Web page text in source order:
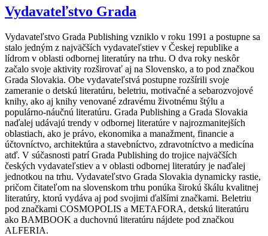
Vydavateľstvo Grada
Vydavateľstvo Grada Publishing vzniklo v roku 1991 a postupne sa
stalo jedným z najväčších vydavateľstiev v Českej republike a
lídrom v oblasti odbornej literatúry na trhu. O dva roky neskôr
začalo svoje aktivity rozširovať aj na Slovensko, a to pod značkou
Grada Slovakia. Obe vydavateľstvá postupne rozšírili svoje
zameranie o detskú literatúru, beletriu, motivačné a sebarozvojové
knihy, ako aj knihy venované zdravému životnému štýlu a
populárno-náučnú literatúru. Grada Publishing a Grada Slovakia
naďalej udávajú trendy v odbornej literatúre v najrozmanitejších
oblastiach, ako je právo, ekonomika a manažment, financie a
účtovníctvo, architektúra a stavebníctvo, zdravotníctvo a medicína
atď. V súčasnosti patrí Grada Publishing do trojice najväčších
českých vydavateľstiev a v oblasti odbornej literatúry je naďalej
jednotkou na trhu. Vydavateľstvo Grada Slovakia dynamicky rastie,
pričom čitateľom na slovenskom trhu ponúka širokú škálu kvalitnej
literatúry, ktorú vydáva aj pod svojimi ďalšími značkami. Beletriu
pod značkami COSMOPOLIS a METAFORA, detskú literatúru
ako BAMBOOK a duchovnú literatúru nájdete pod značkou
ALFERIA.